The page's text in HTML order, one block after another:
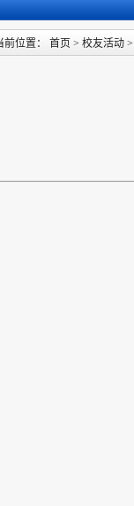
前位置： 首页 > 校友活动